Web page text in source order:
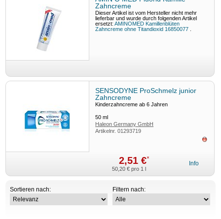
Zahncreme
Dieser Artikel ist vom Hersteller nicht mehr
lieferbar und wurde durch folgenden Artikel
ersetzt:AMINOMED Kamillenblüten
Zahncreme ohne Titandioxid 16850077
SENSODYNE ProSchmelz junior
Zahncreme
Kinderzahncreme ab 6 Jahren
50ml
Haleon Germany GmbH
Artikelnr.01293719
2,51 €*
50,20 € pro 1 l
Info
Sortieren nach: Filtern nach: